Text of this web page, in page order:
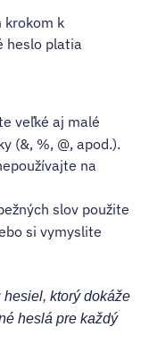
krokom k
heslo platia
veľké aj malé
(&, %, @, apod.).
na
slov použite
si vymyslite
ktorý dokáže
heslá pre každý